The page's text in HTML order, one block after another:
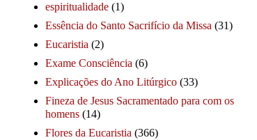
espiritualidade (1)
Essência do Santo Sacrifício da Missa (31)
Eucaristia (2)
Exame Consciência (6)
Explicações do Ano Litúrgico (33)
Fineza de Jesus Sacramentado para com os
homens (14)
Flores da Eucaristia (366)